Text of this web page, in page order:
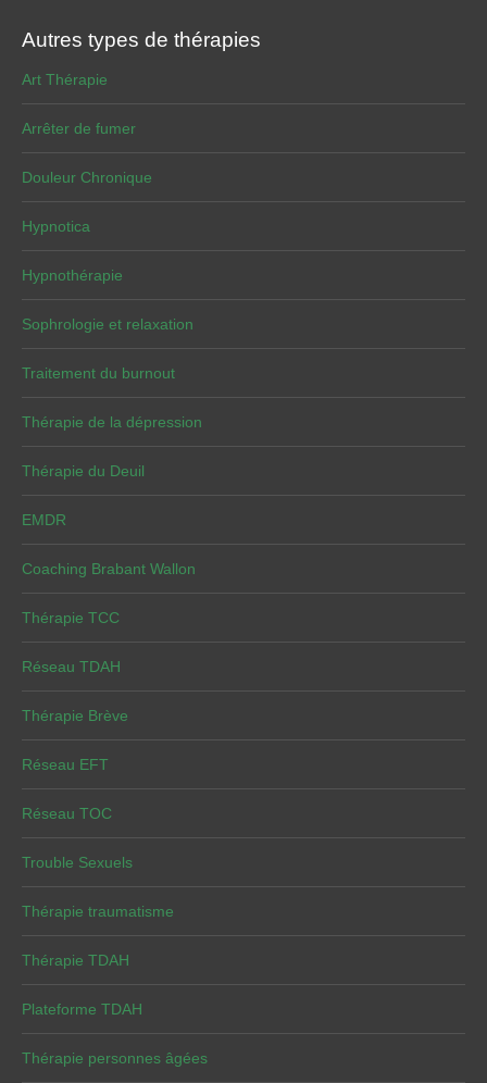
Autres types de thérapies
Art Thérapie
Arrêter de fumer
Douleur Chronique
Hypnotica
Hypnothérapie
Sophrologie et relaxation
Traitement du burnout
Thérapie de la dépression
Thérapie du Deuil
EMDR
Coaching Brabant Wallon
Thérapie TCC
Réseau TDAH
Thérapie Brève
Réseau EFT
Réseau TOC
Trouble Sexuels
Thérapie traumatisme
Thérapie TDAH
Plateforme TDAH
Thérapie personnes âgées